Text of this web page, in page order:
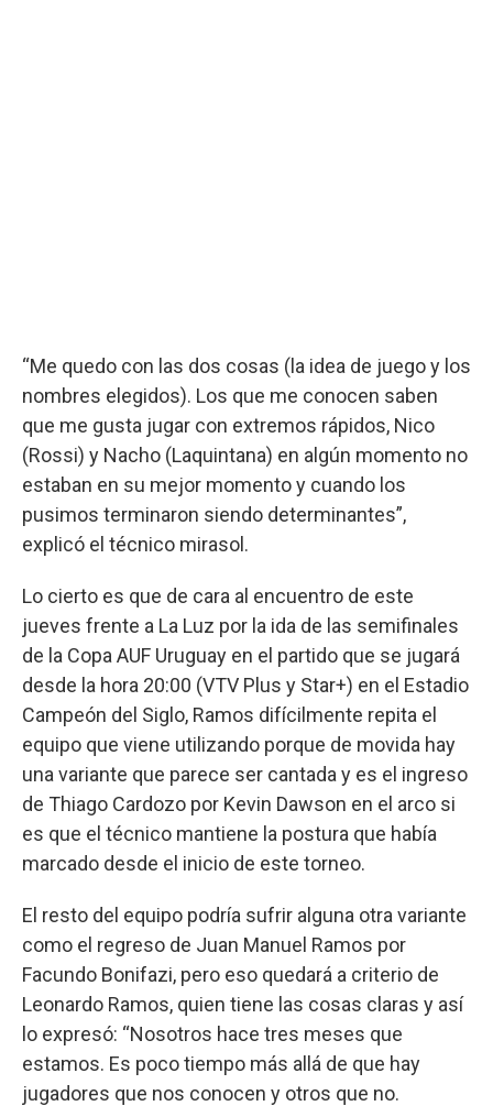
“Me quedo con las dos cosas (la idea de juego y los
nombres elegidos). Los que me conocen saben
que me gusta jugar con extremos rápidos, Nico
(Rossi) y Nacho (Laquintana) en algún momento no
estaban en su mejor momento y cuando los
pusimos terminaron siendo determinantes”,
explicó el técnico mirasol.
Lo cierto es que de cara al encuentro de este
jueves frente a La Luz por la ida de las semifinales
de la Copa AUF Uruguay en el partido que se jugará
desde la hora 20:00 (VTV Plus y Star+) en el Estadio
Campeón del Siglo, Ramos difícilmente repita el
equipo que viene utilizando porque de movida hay
una variante que parece ser cantada y es el ingreso
de Thiago Cardozo por Kevin Dawson en el arco si
es que el técnico mantiene la postura que había
marcado desde el inicio de este torneo.
El resto del equipo podría sufrir alguna otra variante
como el regreso de Juan Manuel Ramos por
Facundo Bonifazi, pero eso quedará a criterio de
Leonardo Ramos, quien tiene las cosas claras y así
lo expresó: “Nosotros hace tres meses que
estamos. Es poco tiempo más allá de que hay
jugadores que nos conocen y otros que no.